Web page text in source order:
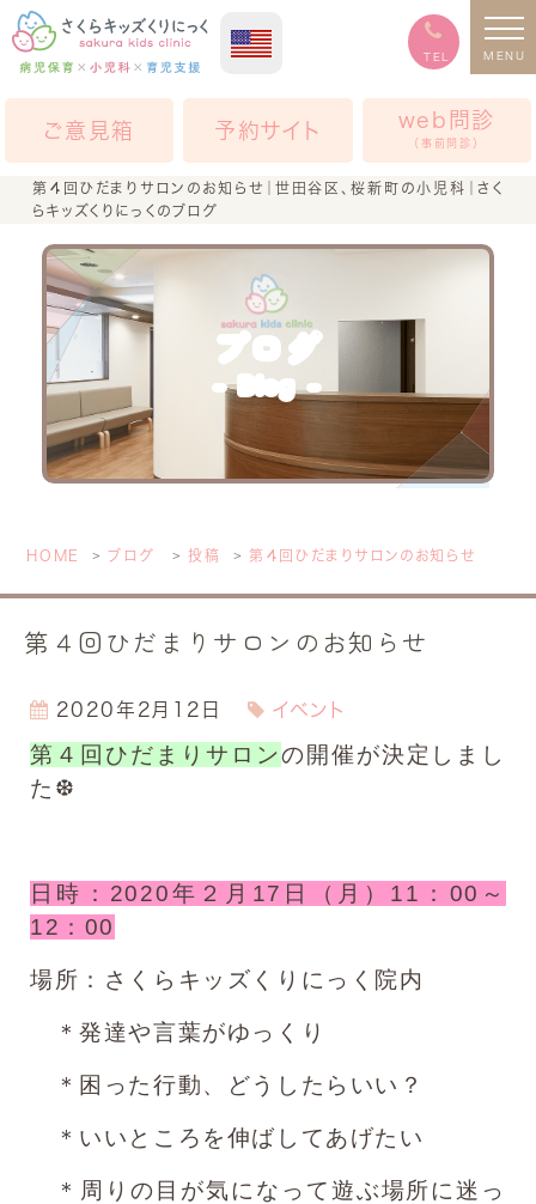
第４回ひだまりサロンのお知らせ｜世田谷区、桜新町の小児科｜さく
らキッズくりにっくのブログ
TEL
ご意見箱 予約サイト web問診
（事前問診）
MENU
ブログ
Blog
HOME ブログ 投稿 第４回ひだまりサロンのお知らせ
第４回ひだまりサロンのお知らせ
2020年2月12日 イベント
第４回ひだまりサロンの開催が決定しまし
た❆
日時：2020年２月17日（月）11：00～
12：00
場所：さくらキッズくりにっく院内
＊発達や言葉がゆっくり
＊困った行動、どうしたらいい？
＊いいところを伸ばしてあげたい
＊周りの目が気になって遊ぶ場所に迷っ